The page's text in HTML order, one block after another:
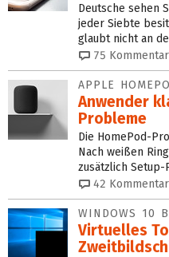
Deutsche sehen
jeder Siebte
glaubt nicht an
75
APPLE
Anwender
Probleme
Die HomePod-
Nach weißen
zusätzlich Setup-
42
WINDOWS 10
Virtuelles